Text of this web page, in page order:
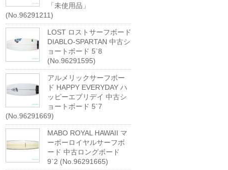
「未使用品」
(No.96291211)
LOST ロストサーフボード
DIABLO-SPARTAN 中古シ
ョートボード 5`8
(No.96291595)
アルメリックサーフボー
ド HAPPY EVERYDAY ハ
ッピーエブリデイ 中古シ
ョートボード 5`7
(No.96291669)
MABO ROYAL HAWAII マ
ーボーロイヤルサーフボ
ード 中古ロングボード
9`2 (No.96291665)